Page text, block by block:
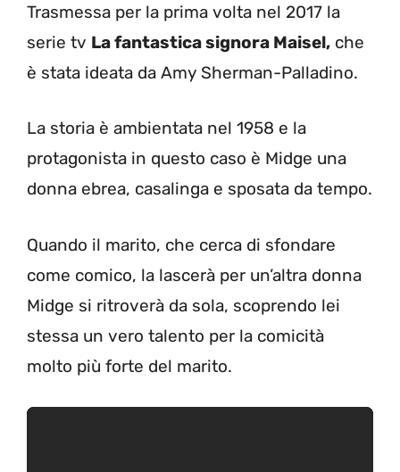
Trasmessa per la prima volta nel 2017 la
serie tv La fantastica signora Maisel, che
è stata ideata da Amy Sherman-Palladino.
La storia è ambientata nel 1958 e la
protagonista in questo caso è Midge una
donna ebrea, casalinga e sposata da tempo.
Quando il marito, che cerca di sfondare
come comico, la lascerà per un’altra donna
Midge si ritroverà da sola, scoprendo lei
stessa un vero talento per la comicità
molto più forte del marito.